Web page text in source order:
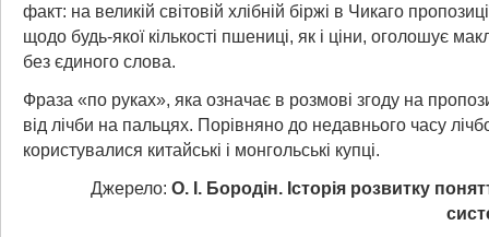
факт: на великій світовій хлібній біржі в Чикаго
щодо будь-якої кількості пшениці, як і ціни, оголошує
без єдиного слова.
Фраза «по руках», яка означає в розмові згоду на
від лічби на пальцях. Порівняно до недавнього часу
користувалися китайські і монгольські купці.
Джерело: О. І. Бородін. Історія розвитку